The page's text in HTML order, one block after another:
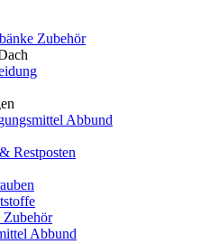
Zubehör
Abbund
Restposten
Zubehör
Abbund